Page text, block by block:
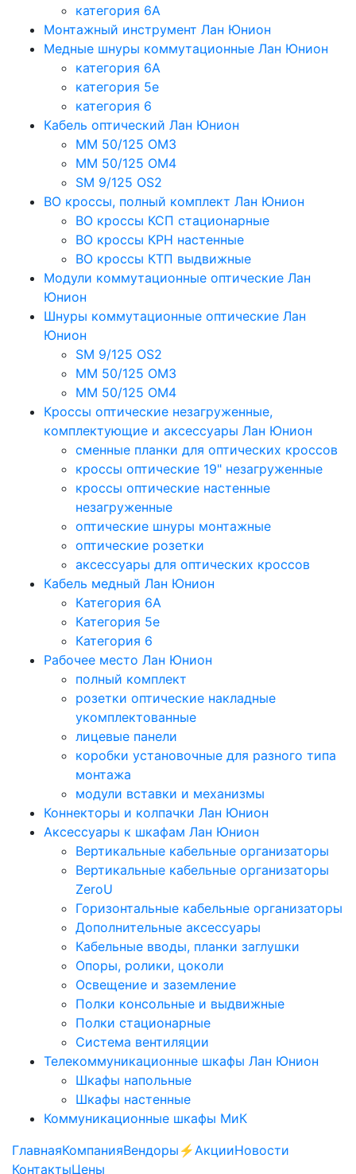
категория 6A
Монтажный инструмент Лан Юнион
Медные шнуры коммутационные Лан Юнион
категория 6A
категория 5e
категория 6
Кабель оптический Лан Юнион
MM 50/125 OM3
MM 50/125 OM4
SM 9/125 OS2
ВО кроссы, полный комплект Лан Юнион
ВО кроссы КСП стационарные
ВО кроссы КРН настенные
ВО кроссы КТП выдвижные
Модули коммутационные оптические Лан
Юнион
Шнуры коммутационные оптические Лан
Юнион
SM 9/125 OS2
MM 50/125 OM3
MM 50/125 OM4
Кроссы оптические незагруженные,
комплектующие и аксессуары Лан Юнион
сменные планки для оптических кроссов
кроссы оптические 19" незагруженные
кроссы оптические настенные
незагруженные
оптические шнуры монтажные
оптические розетки
аксессуары для оптических кроссов
Кабель медный Лан Юнион
Категория 6A
Категория 5e
Категория 6
Рабочее место Лан Юнион
полный комплект
розетки оптические накладные
укомплектованные
лицевые панели
коробки установочные для разного типа
монтажа
модули вставки и механизмы
Коннекторы и колпачки Лан Юнион
Аксессуары к шкафам Лан Юнион
Вертикальные кабельные организаторы
Вертикальные кабельные организаторы
ZeroU
Горизонтальные кабельные организаторы
Дополнительные аксессуары
Кабельные вводы, планки заглушки
Опоры, ролики, цоколи
Освещение и заземление
Полки консольные и выдвижные
Полки стационарные
Система вентиляции
Телекоммуникационные шкафы Лан Юнион
Шкафы напольные
Шкафы настенные
Коммуникационные шкафы МиК
ГлавнаяКомпанияВендоры ⚡️АкцииНовости
КонтактыЦены